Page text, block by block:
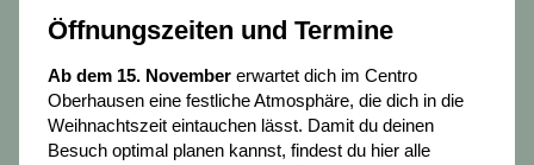
Öffnungszeiten und Termine
Ab dem 15. Novembererwartet dich im Centro
Oberhausen eine festliche Atmosphäre, die dich in die
Weihnachtszeit eintauchen lässt. Damit du deinen
Besuch optimal planen kannst, findest du hier alle